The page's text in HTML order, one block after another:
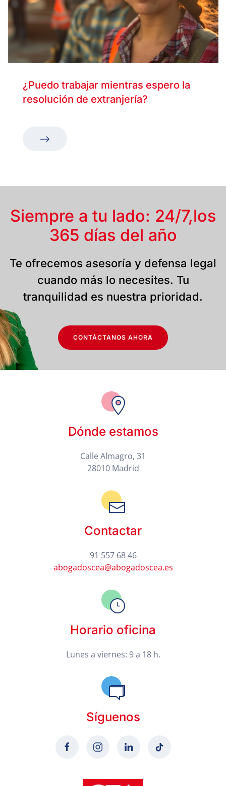
¿Puedo trabajar mientras espero la
resolución de extranjería?
Siempre a tu lado: 24/7,los
365 días del año
Te ofrecemos asesoría y defensa legal
cuando más lo necesites. Tu
tranquilidad es nuestra prioridad.
CONTÁCTANOS AHORA
Dónde estamos
Calle Almagro, 31
28010 Madrid
Contactar
91 557 68 46
abogadoscea@abogadoscea.es
Horario oficina
Lunes a viernes: 9 a 18 h.
Síguenos